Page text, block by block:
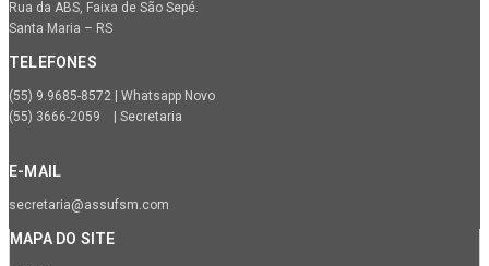
Rua da ABS, Faixa de São Sepé.
Santa Maria – RS
TELEFONES
(55) 9.9685-8572 | Whatsapp Novo
(55) 3666-2059 | Secretaria
E-MAIL
secretaria@assufsm.com
MAPA DO SITE